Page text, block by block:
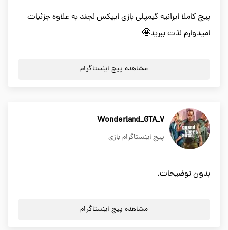
پیج کاملا ایرانیه گیمپلی بازی ایپکس لجند به علاوه جزئیات
امیدوارم لذت ببرید🤩
مشاهده پیج اینستاگرام
Wonderland_GTA_V
پیج اینستاگرام بازی
بدون توضیحات.
مشاهده پیج اینستاگرام